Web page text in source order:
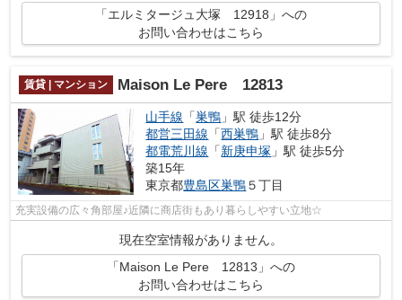
「エルミタージュ大塚 12918」への
お問い合わせはこちら
賃貸 | マンション Maison Le Pere 12813
山手線 「巣鴨 」駅 徒歩12分
都営三田線 「西巣鴨 」駅 徒歩8分
都電荒川線 「新庚申塚 」駅 徒歩5分
築15年
東京都豊島区巣鴨５丁目
充実設備の広々角部屋♪近隣に商店街もあり暮らしやすい立地☆
現在空室情報がありません。
「Maison Le Pere 12813」への
お問い合わせはこちら